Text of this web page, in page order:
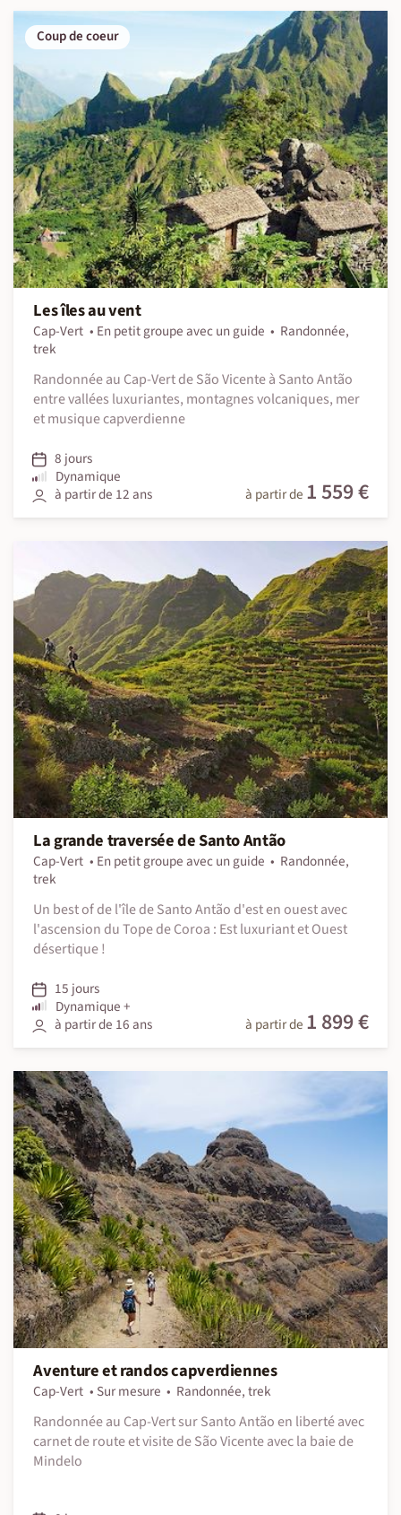
Coup de coeur
Les îles au vent
Cap-Vert En petit groupe avec un guide
Randonnée,
trek
Randonnée au Cap-Vert de São Vicente à Santo Antão
entre vallées luxuriantes, montagnes volcaniques, mer
et musique capverdienne
8 jours
Dynamique
à partir de 12 ans
à partir de 1 559 €
La grande traversée de Santo Antão
Cap-Vert En petit groupe avec un guide
Randonnée,
trek
Un best of de l'île de Santo Antão d'est en ouest avec
l'ascension du Tope de Coroa : Est luxuriant et Ouest
désertique !
15 jours
Dynamique +
à partir de 16 ans
à partir de 1 899 €
Aventure et randos capverdiennes
Cap-Vert Sur mesure
Randonnée, trek
Randonnée au Cap-Vert sur Santo Antão en liberté avec
carnet de route et visite de São Vicente avec la baie de
Mindelo